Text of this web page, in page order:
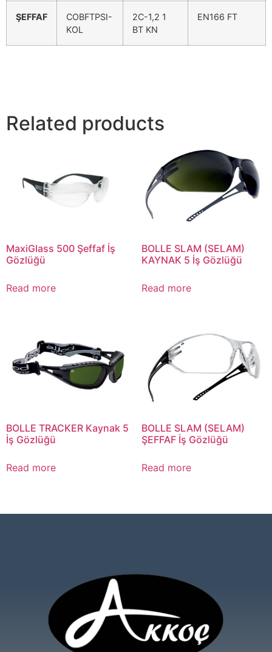
Related products
Gözlüğü
BOLLE SLAM (SELAM)
KAYNAK 5 İş Gözlüğü
Read more
BOLLE TRACKER Kaynak 5
İş Gözlüğü
BOLLE SLAM (SELAM)
ŞEFFAF İş Gözlüğü
Read more
AKKOÇ TİCARET İŞ GÜVENLİĞİ
MALZEMELERİ – BÜŞRA AKKOÇ